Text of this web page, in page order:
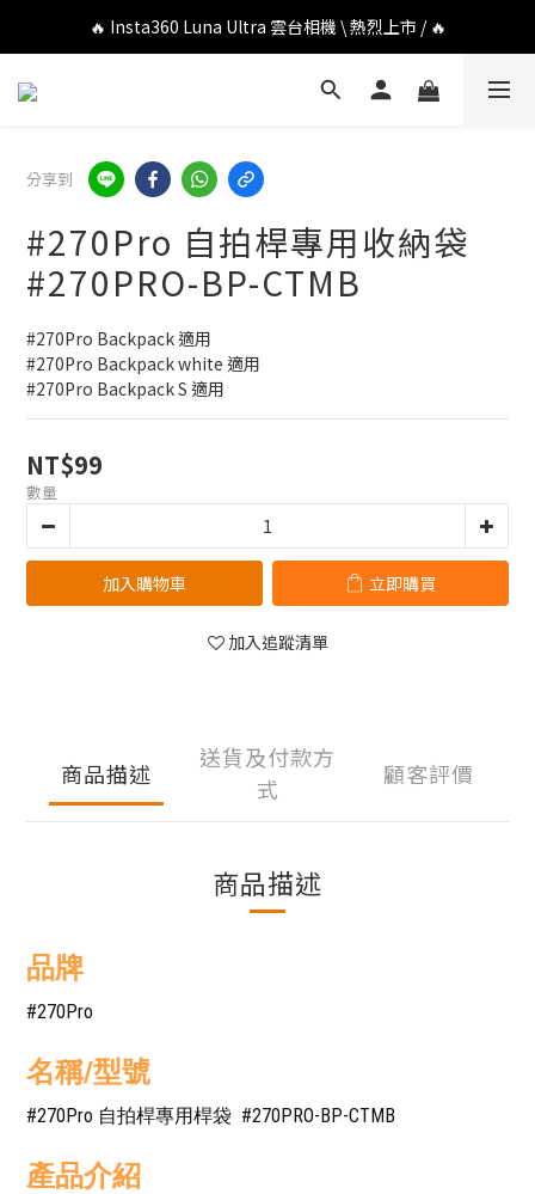
🔥 DJI OSMO POCKET 4P 口袋相機 \ 熱烈上市 / 🔥
🔥 Insta360 Luna Ultra 雲台相機 \ 熱烈上市 / 🔥
🔥 Insta360 GO Ultra Hello Kitty 聯名限定套裝 \ 時尚上市 / 🔥
分享到
#270Pro 自拍桿專用收納袋
#270PRO-BP-CTMB
#270Pro Backpack 適用
#270Pro Backpack white 適用
#270Pro Backpack S 適用
NT$99
數量
加入購物車 立即購買
加入追蹤清單
商品描述
送貨及付款方
式
顧客評價
商品描述
品牌
#270Pro
名稱/型號
#270Pro 自拍桿專用桿袋 #270PRO-BP-CTMB
產品介紹